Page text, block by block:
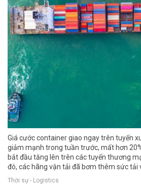
Giá cước container giao ngay trên tuyến
giảm mạnh trong tuần trước, mất hơn
bắt đầu tăng lên trên các tuyến thương
đó, các hãng vận tải đã bơm thêm sức tải
Thời sự - Logistics